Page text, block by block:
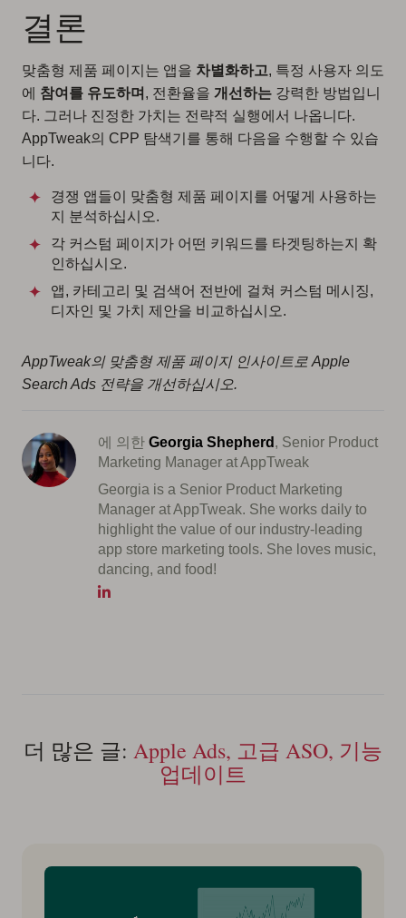
결론
맞춤형 제품 페이지는 앱을 차별화하고, 특정 사용자 의도
에 참여를 유도하며 , 전환율을 개선하는 강력한 방법입니
다. 그러나 진정한 가치는 전략적 실행에서 나옵니다.
AppTweak의 CPP 탐색기를 통해 다음을 수행할 수 있습
니다.
경쟁 앱들이 맞춤형 제품 페이지를 어떻게 사용하는
지 분석하십시오.
각 커스텀 페이지가 어떤 키워드를 타겟팅하는지 확
인하십시오.
앱, 카테고리 및 검색어 전반에 걸쳐 커스텀 메시징,
디자인 및 가치 제안을 비교하십시오.
AppTweak의 맞춤형 제품 페이지 인사이트로 Apple
Search Ads 전략을 개선하십시오.
에 의한 Georgia Shepherd , Senior Product
Marketing Manager at AppTweak
Georgia is a Senior Product Marketing
Manager at AppTweak. She works daily to
highlight the value of our industry-leading
app store marketing tools. She loves music,
dancing, and food!
더 많은 글: Apple Ads, 고급 ASO, 기능
업데이트